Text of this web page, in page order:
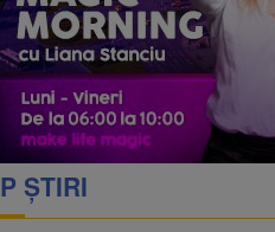
primesc îngrijiri
și același barem
ȘTIRI